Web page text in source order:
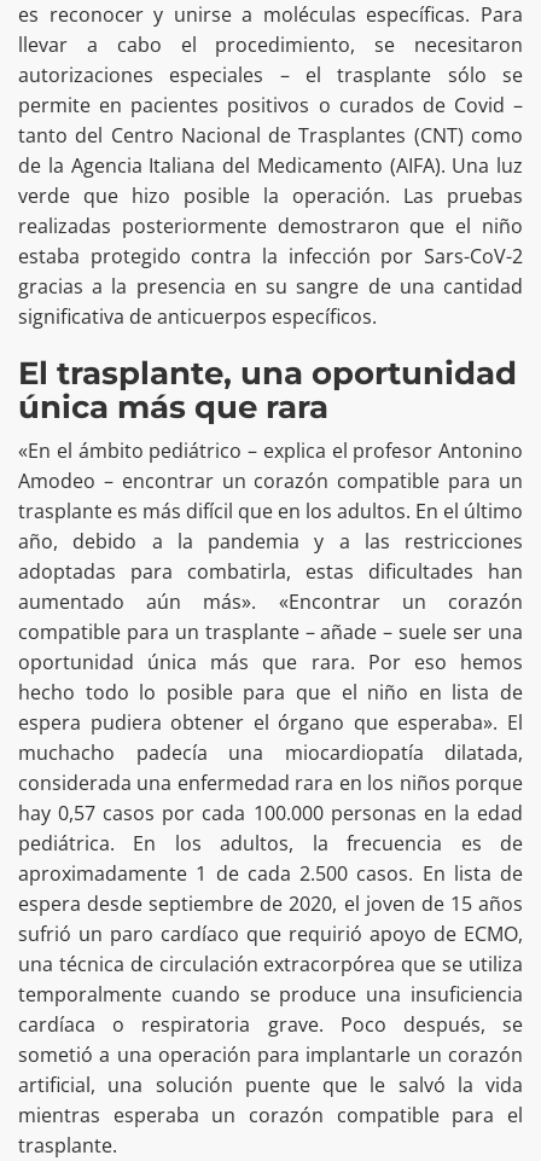
es reconocer y unirse a moléculas específicas. Para
llevar a cabo el procedimiento, se necesitaron
autorizaciones especiales – el trasplante sólo se
permite en pacientes positivos o curados de Covid –
tanto del Centro Nacional de Trasplantes (CNT) como
de la Agencia Italiana del Medicamento (AIFA). Una luz
verde que hizo posible la operación. Las pruebas
realizadas posteriormente demostraron que el niño
estaba protegido contra la infección por Sars-CoV-2
gracias a la presencia en su sangre de una cantidad
significativa de anticuerpos específicos.
El trasplante, una oportunidad
única más que rara
«En el ámbito pediátrico – explica el profesor Antonino
Amodeo – encontrar un corazón compatible para un
trasplante es más difícil que en los adultos. En el último
año, debido a la pandemia y a las restricciones
adoptadas para combatirla, estas dificultades han
aumentado aún más». «Encontrar un corazón
compatible para un trasplante – añade – suele ser una
oportunidad única más que rara. Por eso hemos
hecho todo lo posible para que el niño en lista de
espera pudiera obtener el órgano que esperaba». El
muchacho padecía una miocardiopatía dilatada,
considerada una enfermedad rara en los niños porque
hay 0,57 casos por cada 100.000 personas en la edad
pediátrica. En los adultos, la frecuencia es de
aproximadamente 1 de cada 2.500 casos. En lista de
espera desde septiembre de 2020, el joven de 15 años
sufrió un paro cardíaco que requirió apoyo de ECMO,
una técnica de circulación extracorpórea que se utiliza
temporalmente cuando se produce una insuficiencia
cardíaca o respiratoria grave. Poco después, se
sometió a una operación para implantarle un corazón
artificial, una solución puente que le salvó la vida
mientras esperaba un corazón compatible para el
trasplante.